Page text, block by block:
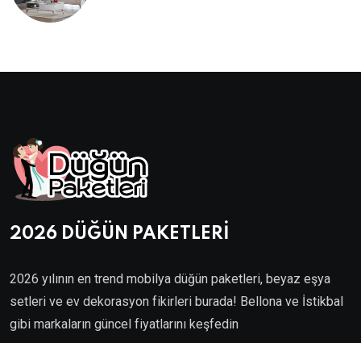
2026 DÜĞÜN PAKETLERİ
2026 yılının en trend mobilya düğün paketleri, beyaz eşya
setleri ve ev dekorasyon fikirleri burada! Bellona ve İstikbal
gibi markaların güncel fiyatlarını keşfedin